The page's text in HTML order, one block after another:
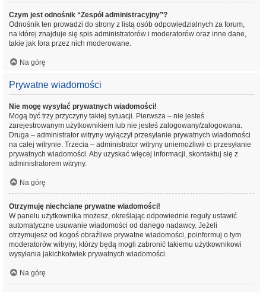
Czym jest odnośnik “Zespół administracyjny”?
Odnośnik ten prowadzi do strony z listą osób odpowiedzialnych za forum,
na której znajduje się spis administratorów i moderatorów oraz inne dane,
takie jak fora przez nich moderowane.
Na górę
Prywatne wiadomości
Nie mogę wysyłać prywatnych wiadomości!
Mogą być trzy przyczyny takiej sytuacji. Pierwsza – nie jesteś
zarejestrowanym użytkownikiem lub nie jesteś zalogowany/zalogowana.
Druga – administrator witryny wyłączył przesyłanie prywatnych wiadomości
na całej witrynie. Trzecia – administrator witryny uniemożliwił ci przesyłanie
prywatnych wiadomości. Aby uzyskać więcej informacji, skontaktuj się z
administratorem witryny.
Na górę
Otrzymuję niechciane prywatne wiadomości!
W panelu użytkownika możesz, określając odpowiednie reguły ustawić
automatyczne usuwanie wiadomości od danego nadawcy. Jeżeli
otrzymujesz od kogoś obraźliwe prywatne wiadomości, poinformuj o tym
moderatorów witryny, którzy będą mogli zabronić takiemu użytkownikowi
wysyłania jakichkolwiek prywatnych wiadomości.
Na górę